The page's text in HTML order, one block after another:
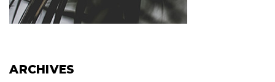
ARCHIVES